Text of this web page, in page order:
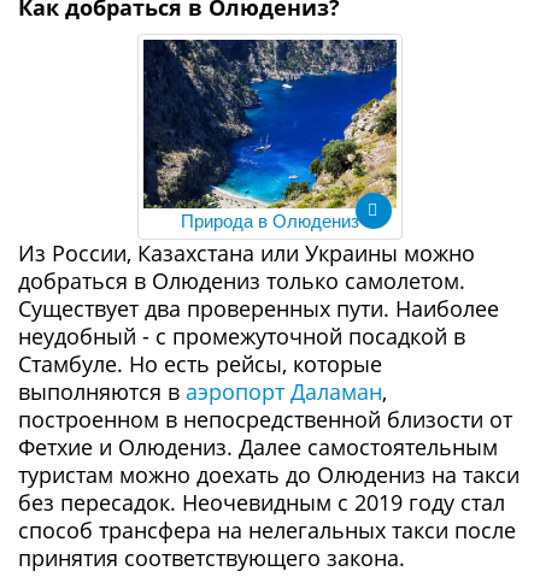
Как добраться в Олюдениз?
Природа в Олюдениз
Из России, Казахстана или Украины можно
добраться в Олюдениз только самолетом.
Существует два проверенных пути. Наиболее
неудобный - с промежуточной посадкой в
Стамбуле. Но есть рейсы, которые
выполняются в аэропорт Даламан,
построенном в непосредственной близости от
Фетхие и Олюдениз. Далее самостоятельным
туристам можно доехать до Олюдениз на такси
без пересадок. Неочевидным с 2019 году стал
способ трансфера на нелегальных такси после
принятия соответствующего закона.